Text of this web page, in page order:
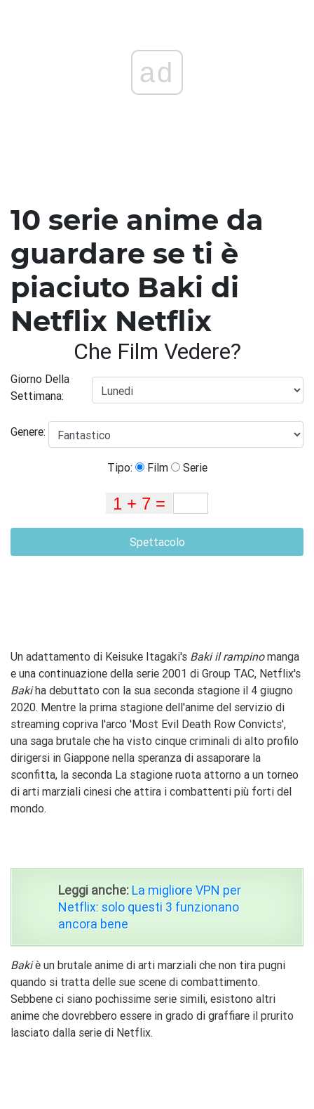
ad
10 serie anime da
guardare se ti è
piaciuto Baki di
Netflix Netflix
Che Film Vedere?
Giorno Della
Settimana:
Genere:
Tipo: Film Serie
Spettacolo
Un adattamento di Keisuke Itagaki's Baki il rampinomanga
e una continuazione della serie 2001 di Group TAC, Netflix's
Bakiha debuttato con la sua seconda stagione il 4 giugno
2020. Mentre la prima stagione dell'anime del servizio di
streaming copriva l'arco 'Most Evil Death Row Convicts',
una saga brutale che ha visto cinque criminali di alto profilo
dirigersi in Giappone nella speranza di assaporare la
sconfitta, la seconda La stagione ruota attorno a un torneo
di arti marziali cinesi che attira i combattenti più forti del
mondo.
Leggi anche: La migliore VPN per
Netflix: solo questi 3 funzionano
ancora bene
Bakiè un brutale anime di arti marziali che non tira pugni
quando si tratta delle sue scene di combattimento.
Sebbene ci siano pochissime serie simili, esistono altri
anime che dovrebbero essere in grado di graffiare il prurito
lasciato dalla serie di Netflix.